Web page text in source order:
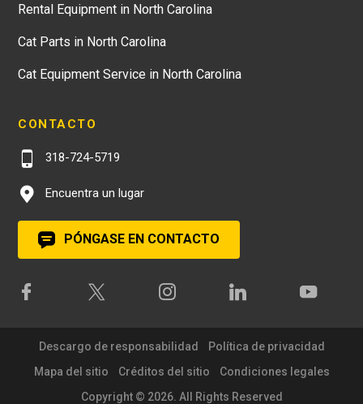
Rental Equipment in North Carolina
Cat Parts in North Carolina
Cat Equipment Service in North Carolina
CONTACTO
318-724-5719
Encuentra un lugar
PÓNGASE EN CONTACTO
Descargo de responsabilidad
Política de privacidad
Mapa del sitio
Créditos del sitio
Condiciones legales
Copyright © 2026. All Rights Reserved